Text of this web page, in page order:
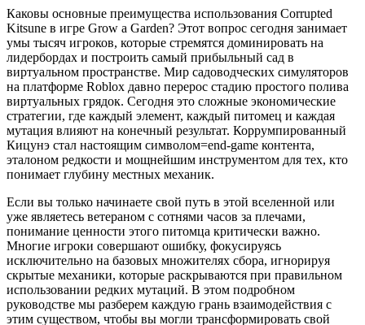
Каковы основные преимущества использования Corrupted
Kitsune в игре Grow a Garden? Этот вопрос сегодня занимает
умы тысяч игроков, которые стремятся доминировать на
лидербордах и построить самый прибыльный сад в
виртуальном пространстве. Мир садоводческих симуляторов
на платформе Roblox давно перерос стадию простого полива
виртуальных грядок. Сегодня это сложные экономические
стратегии, где каждый элемент, каждый питомец и каждая
мутация влияют на конечный результат. Коррумпированный
Кицунэ стал настоящим символом=end-game контента,
эталоном редкости и мощнейшим инструментом для тех, кто
понимает глубину местных механик.
Если вы только начинаете свой путь в этой вселенной или
уже являетесь ветераном с сотнями часов за плечами,
понимание ценности этого питомца критически важно.
Многие игроки совершают ошибку, фокусируясь
исключительно на базовых множителях сбора, игнорируя
скрытые механики, которые раскрываются при правильном
использовании редких мутаций. В этом подробном
руководстве мы разберем каждую грань взаимодействия с
этим существом, чтобы вы могли трансформировать свой